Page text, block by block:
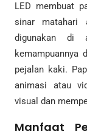
LED membuat
sinar
digunakan di
kemampuannya
pejalan kaki.
animasi atau
visual dan
Manfaat